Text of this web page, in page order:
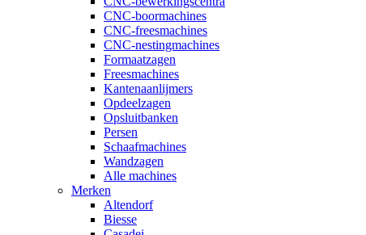
CNC-boormachines
CNC-freesmachines
CNC-nestingmachines
Formaatzagen
Freesmachines
Kantenaanlijmers
Opdeelzagen
Opsluitbanken
Persen
Schaafmachines
Wandzagen
Alle machines
Merken
Altendorf
Biesse